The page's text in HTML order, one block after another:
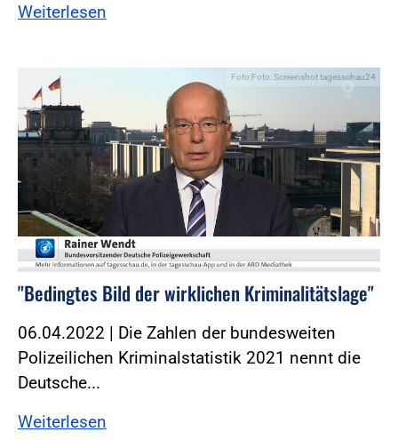
Weiterlesen
Foto:Foto: Screenshot tagesschau24
"Bedingtes Bild der wirklichen Kriminalitätslage"
06.04.2022 | Die Zahlen der bundesweiten
Polizeilichen Kriminalstatistik 2021 nennt die
Deutsche...
Weiterlesen